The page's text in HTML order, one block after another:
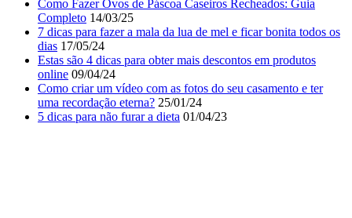
Como Fazer Ovos de Páscoa Caseiros Recheados: Guia
Completo 14/03/25
7 dicas para fazer a mala da lua de mel e ficar bonita todos os
dias 17/05/24
Estas são 4 dicas para obter mais descontos em produtos
online 09/04/24
Como criar um vídeo com as fotos do seu casamento e ter
uma recordação eterna? 25/01/24
5 dicas para não furar a dieta 01/04/23